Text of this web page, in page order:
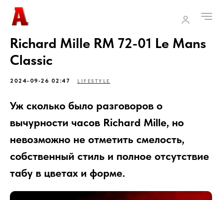
Richard Mille RM 72-01 Le Mans
Classic
2024-09-26 02:47 LIFESTYLE
Уж сколько было разговоров о
вычурности часов Richard Mille, но
невозможно не отметить смелость,
собственный стиль и полное отсутствие
табу в цветах и форме.